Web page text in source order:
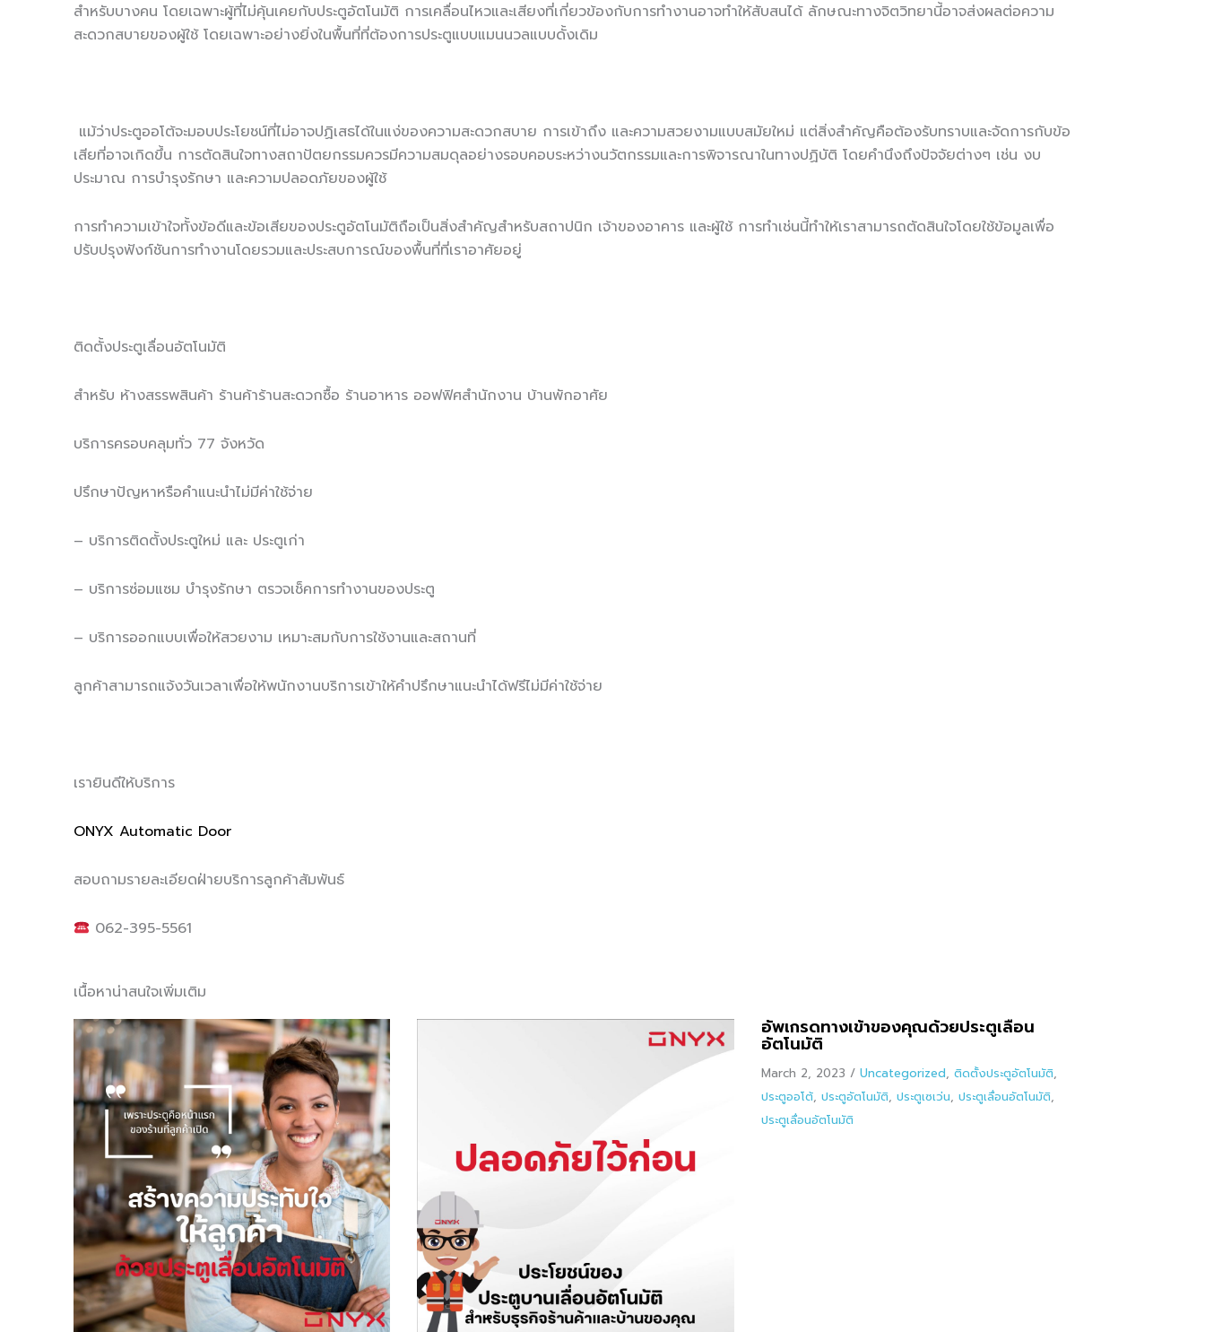
สำหรับบางคน โดยเฉพาะผู้ที่ไม่คุ้นเคยกับประตูอัตโนมัติ การเคลื่อนไหวและเสียงที่เกี่ยวข้องกับการทำงานอาจทำให้สับสนได้ ลักษณะทางจิตวิทยานี้อาจส่งผลต่อความ
สะดวกสบายของผู้ใช้ โดยเฉพาะอย่างยิ่งในพื้นที่ที่ต้องการประตูแบบแมนนวลแบบดั้งเดิม
แม้ว่าประตูออโต้จะมอบประโยชน์ที่ไม่อาจปฏิเสธได้ในแง่ของความสะดวกสบาย การเข้าถึง และความสวยงามแบบสมัยใหม่ แต่สิ่งสำคัญคือต้องรับทราบและจัดการกับข้อ
เสียที่อาจเกิดขึ้น การตัดสินใจทางสถาปัตยกรรมควรมีความสมดุลอย่างรอบคอบระหว่างนวัตกรรมและการพิจารณาในทางปฏิบัติ โดยคำนึงถึงปัจจัยต่างๆ เช่น งบ
ประมาณ การบำรุงรักษา และความปลอดภัยของผู้ใช้
การทำความเข้าใจทั้งข้อดีและข้อเสียของประตูอัตโนมัติถือเป็นสิ่งสำคัญสำหรับสถาปนิก เจ้าของอาคาร และผู้ใช้ การทำเช่นนี้ทำให้เราสามารถตัดสินใจโดยใช้ข้อมูลเพื่อ
ปรับปรุงฟังก์ชันการทำงานโดยรวมและประสบการณ์ของพื้นที่ที่เราอาศัยอยู่
ติดตั้งประตูเลื่อนอัตโนมัติ
สำหรับ ห้างสรรพสินค้า ร้านค้าร้านสะดวกซื้อ ร้านอาหาร ออฟฟิศสำนักงาน บ้านพักอาศัย
บริการครอบคลุมทั่ว 77 จังหวัด
ปรึกษาปัญหาหรือคำแนะนำไม่มีค่าใช้จ่าย
– บริการติดตั้งประตูใหม่ และ ประตูเก่า
– บริการซ่อมแซม บำรุงรักษา ตรวจเช็คการทำงานของประตู
– บริการออกแบบเพื่อให้สวยงาม เหมาะสมกับการใช้งานและสถานที่
ลูกค้าสามารถแจ้งวันเวลาเพื่อให้พนักงานบริการเข้าให้คำปรึกษาแนะนำได้ฟรีไม่มีค่าใช้จ่าย
เรายินดีให้บริการ
ONYX Automatic Door
สอบถามรายละเอียดฝ่ายบริการลูกค้าสัมพันธ์
062-395-5561
เนื้อหาน่าสนใจเพิ่มเติม
อัพเกรดทางเข้าของคุณด้วยประตูเลื่อน
อัตโนมัติ
March 2, 2023 / Uncategorized, ติดตั้งประตูอัตโนมัติ,
ประตูออโต้, ประตูอัตโนมัติ, ประตูเซเว่น, ประตูเลื่อนอัตโนมัติ,
ประตูเลื่อนอัตโนมัติ